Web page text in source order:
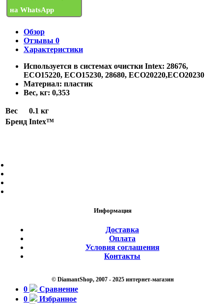
на WhatsApp
Обзор
Отзывы 0
Характеристики
Используется в системах очистки Intex: 28676,
ECO15220, ECO15230, 28680, ECO20220,ECO20230
Материал: пластик
Вес, кг: 0,353
Вес
0.1 кг
Бренд Intex™
Информация
Доставка
Оплата
Условия соглашения
Контакты
© DiamantShop, 2007 - 2025 интернет-магазин
0
Сравнение
0
Избранное